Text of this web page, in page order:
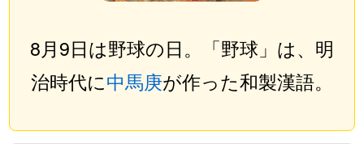
8月9日は野球の日。「野球」は、明
治時代に中馬庚が作った和製漢語。